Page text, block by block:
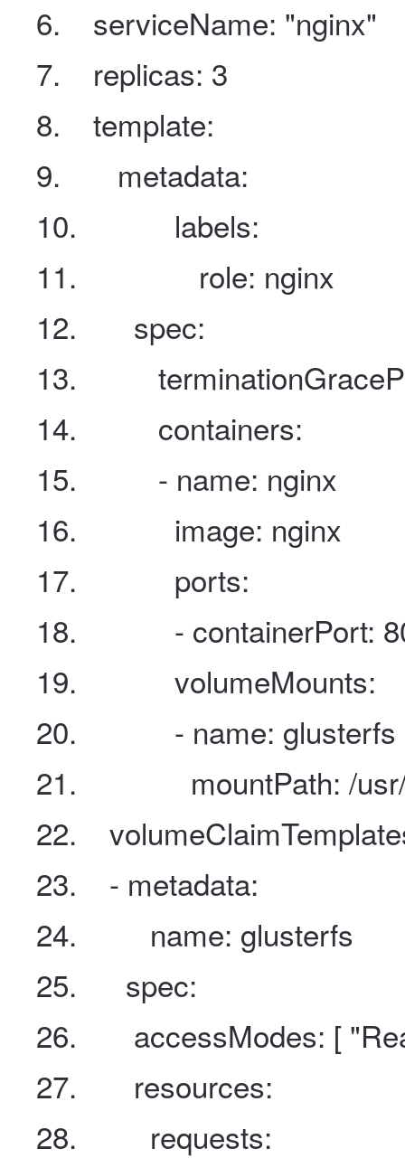
serviceName: "nginx"
replicas: 3
template:
metadata:
labels:
role: nginx
spec:
containers:
- name: nginx
image: nginx
ports:
- containerPort:
volumeMounts:
- name: glusterfs
mountPath: /
- metadata:
name: glusterfs
spec:
accessModes: [
resources:
requests: